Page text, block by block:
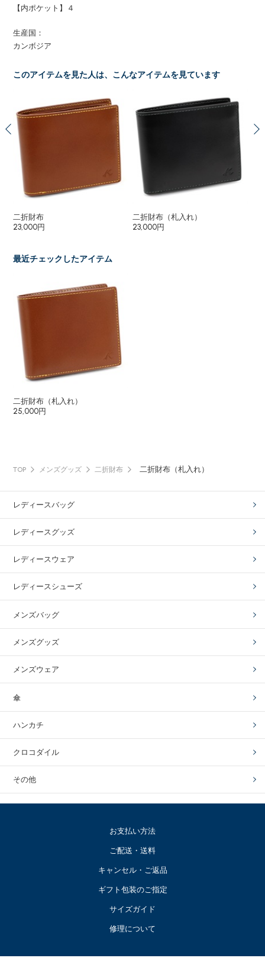
【内ポケット】４
生産国：
カンボジア
このアイテムを見た人は、こんなアイテムを見ています
二折財布
23,000円
二折財布（札入れ）
23,000円
最近チェックしたアイテム
二折財布（札入れ）
25,000円
TOP メンズグッズ 二折財布 二折財布（札入れ）
レディースバッグ
レディースグッズ
レディースウェア
レディースシューズ
メンズバッグ
メンズグッズ
メンズウェア
傘
ハンカチ
クロコダイル
その他
お支払い方法
ご配送・送料
キャンセル・ご返品
ギフト包装のご指定
サイズガイド
修理について